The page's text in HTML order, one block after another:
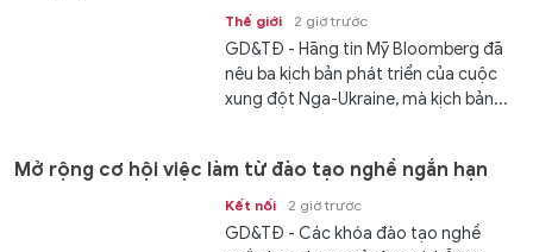
Thế giới 2 giờ trước
GD&TĐ - Hãng tin Mỹ Bloomberg đã
nêu ba kịch bản phát triển của cuộc
xung đột Nga-Ukraine, mà kịch bản...
Mở rộng cơ hội việc làm từ đào tạo nghề ngắn hạn
Kết nối 2 giờ trước
GD&TĐ - Các khóa đào tạo nghề